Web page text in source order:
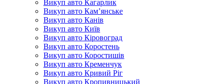
Викуп авто Кагарлик
Викуп авто Кам’янське
Викуп авто Канів
Викуп авто Київ
Викуп авто Кіровоград
Викуп авто Коростень
Викуп авто Коростишів
Викуп авто Кременчук
Викуп авто Кривий Ріг
Викуп авто Кропивницький